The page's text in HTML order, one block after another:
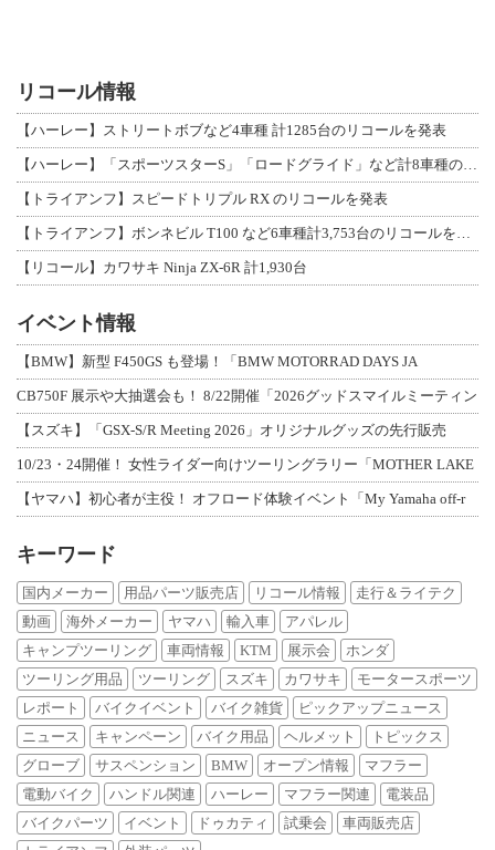
リコール情報
【ハーレー】ストリートボブなど4車種 計1285台のリコールを発表
【トライアンフ】スピードトリプル RX のリコールを発表
【リコール】カワサキ Ninja ZX-6R 計1,930台
イベント情報
【BMW】新型 F450GS も登場！「BMW MOTORRAD DAYS JA
CB750F 展示や大抽選会も！ 8/22開催「2026グッドスマイルミーティン
【スズキ】「GSX-S/R Meeting 2026」オリジナルグッズの先行販売
10/23・24開催！ 女性ライダー向けツーリングラリー「MOTHER LAKE
【ヤマハ】初心者が主役！ オフロード体験イベント「My Yamaha off-r
キーワード
国内メーカー 用品パーツ販売店 リコール情報
走行＆ライテク
動画
海外メーカー ヤマハ 輸入車
アパレル
キャンプツーリング
車両情報 KTM 展示会
ホンダ
ツーリング用品
ツーリング スズキ カワサキ
モータースポーツ
レポート
バイクイベント バイク雑貨
ピックアップニュース
ニュース
キャンペーン バイク用品 ヘルメット
トピックス
グローブ
サスペンション BMW オープン情報
マフラー
電動バイク
ハンドル関連 ハーレー マフラー関連
電装品
バイクパーツ
イベント ドゥカティ 試乗会
車両販売店